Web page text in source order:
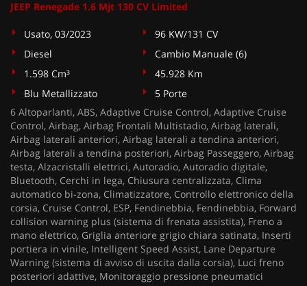
JEEP Renegade 1.6 Mjt 130 CV Limited
Usato, 03/2023
96 KW/131 CV
Diesel
Cambio Manuale (6)
1.598 Cm³
45.928 Km
Blu Metallizzato
5 Porte
6 Altoparlanti, ABS, Adaptive Cruise Control, Adaptive Cruise
Control, Airbag, Airbag Frontali Multistadio, Airbag laterali,
Airbag laterali anteriori, Airbag laterali a tendina anteriori,
Airbag laterali a tendina posteriori, Airbag Passeggero, Airbag
testa, Alzacristalli elettrici, Autoradio, Autoradio digitale,
Bluetooth, Cerchi in lega, Chiusura centralizzata, Clima
automatico bi-zona, Climatizzatore, Controllo elettronico della
corsia, Cruise Control, ESP, Fendinebbia, Fendinebbia, Forward
collision warning plus (sistema di frenata assistita), Freno a
mano elettrico, Griglia anteriore grigio chiara satinata, Inserti
portiera in vinile, Intelligent Speed Assist, Lane Departure
Warning (sistema di avviso di uscita dalla corsia), Luci freno
posteriori adattive, Monitoraggio pressione pneumatici